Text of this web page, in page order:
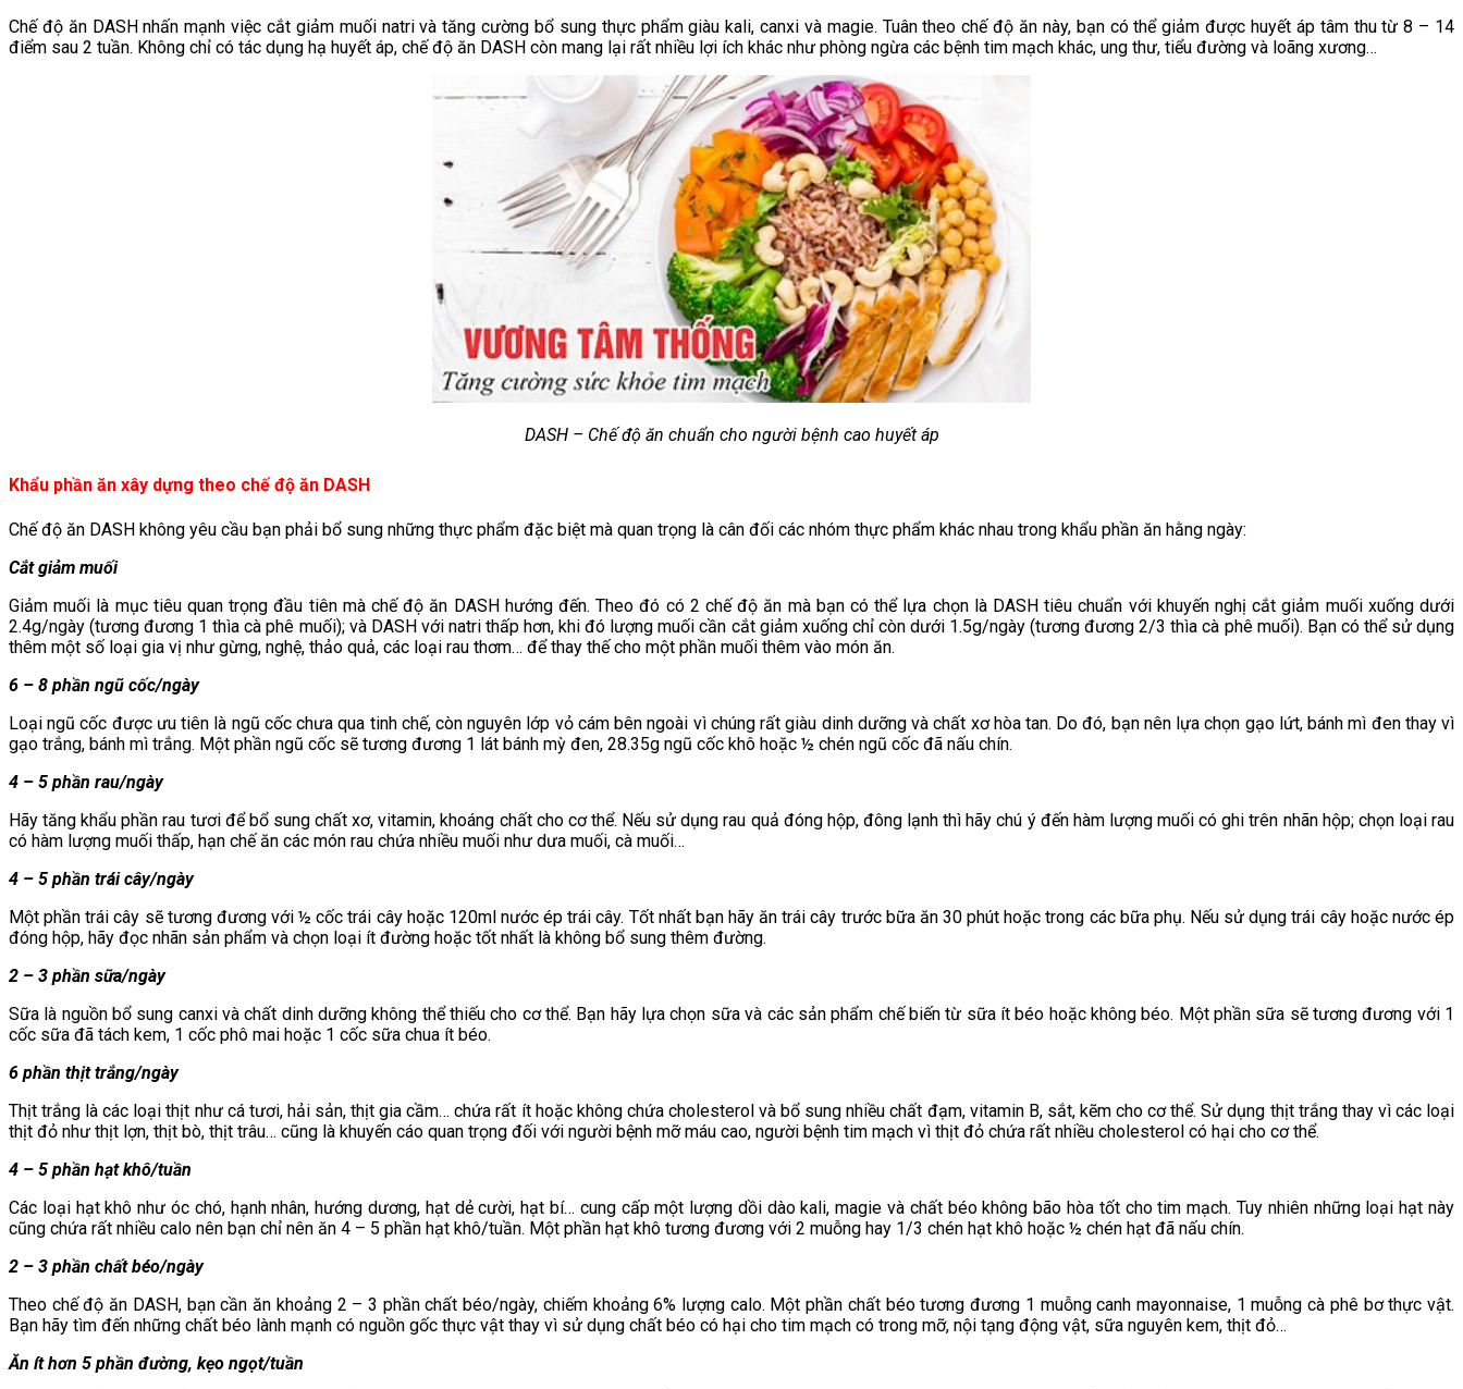
Chế độ ăn DASH nhấn mạnh việc cắt giảm muối natri và tăng cường bổ sung thực phẩm giàu kali, canxi và magie. Tuân theo chế độ ăn này, bạn có thể giảm được huyết áp tâm thu từ 8 – 14
điểm sau 2 tuần. Không chỉ có tác dụng hạ huyết áp, chế độ ăn DASH còn mang lại rất nhiều lợi ích khác như phòng ngừa các bệnh tim mạch khác, ung thư, tiểu đường và loãng xương…
DASH – Chế độ ăn chuẩn cho người bệnh cao huyết áp
Khẩu phần ăn xây dựng theo chế độ ăn DASH
Chế độ ăn DASH không yêu cầu bạn phải bổ sung những thực phẩm đặc biệt mà quan trọng là cân đối các nhóm thực phẩm khác nhau trong khẩu phần ăn hằng ngày:
Cắt giảm muối
Giảm muối là mục tiêu quan trọng đầu tiên mà chế độ ăn DASH hướng đến. Theo đó có 2 chế độ ăn mà bạn có thể lựa chọn là DASH tiêu chuẩn với khuyến nghị cắt giảm muối xuống dưới
2.4g/ngày (tương đương 1 thìa cà phê muối); và DASH với natri thấp hơn, khi đó lượng muối cần cắt giảm xuống chỉ còn dưới 1.5g/ngày (tương đương 2/3 thìa cà phê muối). Bạn có thể sử dụng
thêm một số loại gia vị như gừng, nghệ, thảo quả, các loại rau thơm… để thay thế cho một phần muối thêm vào món ăn.
6 – 8 phần ngũ cốc/ngày
Loại ngũ cốc được ưu tiên là ngũ cốc chưa qua tinh chế, còn nguyên lớp vỏ cám bên ngoài vì chúng rất giàu dinh dưỡng và chất xơ hòa tan. Do đó, bạn nên lựa chọn gạo lứt, bánh mì đen thay vì
gạo trắng, bánh mì trắng. Một phần ngũ cốc sẽ tương đương 1 lát bánh mỳ đen, 28.35g ngũ cốc khô hoặc ½ chén ngũ cốc đã nấu chín.
4 – 5 phần rau/ngày
Hãy tăng khẩu phần rau tươi để bổ sung chất xơ, vitamin, khoáng chất cho cơ thể. Nếu sử dụng rau quả đóng hộp, đông lạnh thì hãy chú ý đến hàm lượng muối có ghi trên nhãn hộp; chọn loại rau
có hàm lượng muối thấp, hạn chế ăn các món rau chứa nhiều muối như dưa muối, cà muối…
4 – 5 phần trái cây/ngày
Một phần trái cây sẽ tương đương với ½ cốc trái cây hoặc 120ml nước ép trái cây. Tốt nhất bạn hãy ăn trái cây trước bữa ăn 30 phút hoặc trong các bữa phụ. Nếu sử dụng trái cây hoặc nước ép
đóng hộp, hãy đọc nhãn sản phẩm và chọn loại ít đường hoặc tốt nhất là không bổ sung thêm đường.
2 – 3 phần sữa/ngày
Sữa là nguồn bổ sung canxi và chất dinh dưỡng không thể thiếu cho cơ thể. Bạn hãy lựa chọn sữa và các sản phẩm chế biến từ sữa ít béo hoặc không béo. Một phần sữa sẽ tương đương với 1
cốc sữa đã tách kem, 1 cốc phô mai hoặc 1 cốc sữa chua ít béo.
6 phần thịt trắng/ngày
Thịt trắng là các loại thịt như cá tươi, hải sản, thịt gia cầm… chứa rất ít hoặc không chứa cholesterol và bổ sung nhiều chất đạm, vitamin B, sắt, kẽm cho cơ thể. Sử dụng thịt trắng thay vì các loại
thịt đỏ như thịt lợn, thịt bò, thịt trâu… cũng là khuyến cáo quan trọng đối với người bệnh mỡ máu cao, người bệnh tim mạch vì thịt đỏ chứa rất nhiều cholesterol có hại cho cơ thể.
4 – 5 phần hạt khô/tuần
Các loại hạt khô như óc chó, hạnh nhân, hướng dương, hạt dẻ cười, hạt bí… cung cấp một lượng dồi dào kali, magie và chất béo không bão hòa tốt cho tim mạch. Tuy nhiên những loại hạt này
cũng chứa rất nhiều calo nên bạn chỉ nên ăn 4 – 5 phần hạt khô/tuần. Một phần hạt khô tương đương với 2 muỗng hay 1/3 chén hạt khô hoặc ½ chén hạt đã nấu chín.
2 – 3 phần chất béo/ngày
Theo chế độ ăn DASH, bạn cần ăn khoảng 2 – 3 phần chất béo/ngày, chiếm khoảng 6% lượng calo. Một phần chất béo tương đương 1 muỗng canh mayonnaise, 1 muỗng cà phê bơ thực vật.
Bạn hãy tìm đến những chất béo lành mạnh có nguồn gốc thực vật thay vì sử dụng chất béo có hại cho tim mạch có trong mỡ, nội tạng động vật, sữa nguyên kem, thịt đỏ…
Ăn ít hơn 5 phần đường, kẹo ngọt/tuần